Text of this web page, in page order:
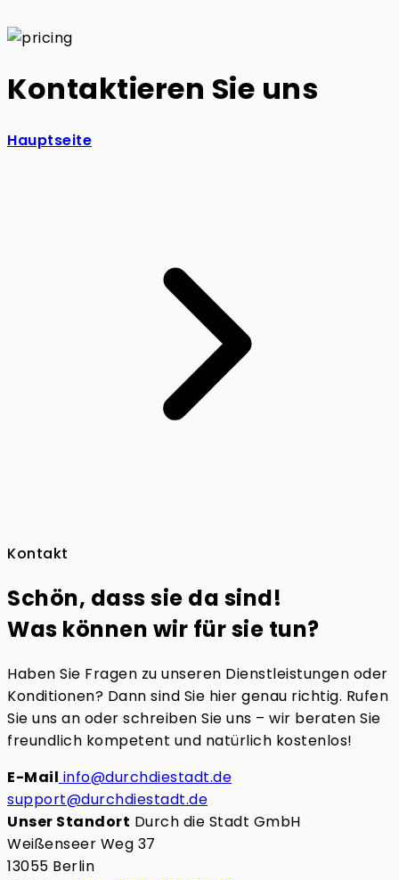
Kontaktieren Sie uns
Hauptseite
Kontakt
Schön, dass sie da sind!
Was können wir für sie tun?
Haben Sie Fragen zu unseren Dienstleistungen oder
Konditionen? Dann sind Sie hier genau richtig. Rufen
Sie uns an oder schreiben Sie uns – wir beraten Sie
freundlich kompetent und natürlich kostenlos!
E-Mail info@durchdiestadt.de
support@durchdiestadt.de
Unser Standort Durch die Stadt GmbH
Weißenseer Weg 37
13055 Berlin